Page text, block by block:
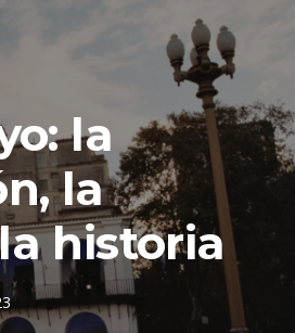
la
la
historia